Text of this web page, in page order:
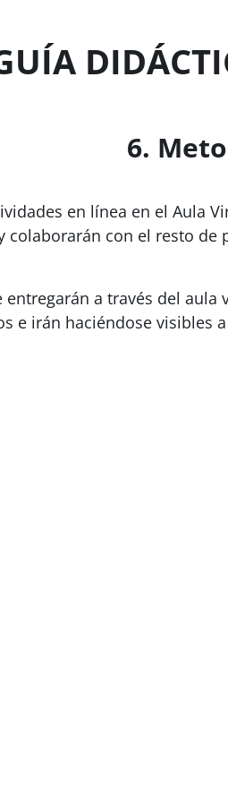
6.
en línea en el Aula
con el resto
a través del
e irán haciéndose